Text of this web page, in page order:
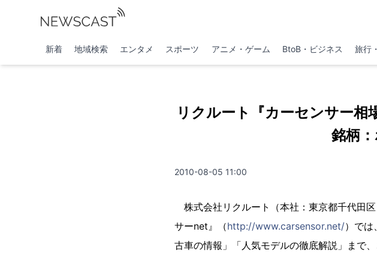
新着 地域検索 エンタメ スポーツ アニメ・ゲーム BtoB・ビジネス 旅行
リクルート『カーセンサー相
銘柄
2010-08-05 11:00
株式会社リクルート（本社：東京都千代田
サーnet』（http://www.carsensor.net/）では
古車の情報」「人気モデルの徹底解説」まで